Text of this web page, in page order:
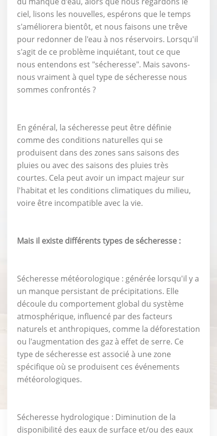
ciel, lisons les nouvelles, espérons que le temps
s'améliorera bientôt, et nous faisons une trêve
pour redonner de l'eau à nos réservoirs. Lorsqu'il
s'agit de ce problème inquiétant, tout ce que
nous entendons est "sécheresse". Mais savons-
nous vraiment à quel type de sécheresse nous
sommes confrontés ?
En général, la sécheresse peut être définie
comme des conditions naturelles qui se
produisent dans des zones sans saisons des
pluies ou avec des saisons des pluies très
courtes. Cela peut avoir un impact majeur sur
l'habitat et les conditions climatiques du milieu,
voire être incompatible avec la vie.
Mais il existe différents types de sécheresse :
Sécheresse météorologique : générée lorsqu'il y a
un manque persistant de précipitations. Elle
découle du comportement global du système
atmosphérique, influencé par des facteurs
naturels et anthropiques, comme la déforestation
ou l'augmentation des gaz à effet de serre. Ce
type de sécheresse est associé à une zone
spécifique où se produisent ces événements
météorologiques.
Sécheresse hydrologique : Diminution de la
disponibilité des eaux de surface et/ou des eaux